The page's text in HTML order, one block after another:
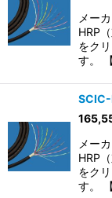
メー
HRP
をク
す。
メー
HRP
をク
す。